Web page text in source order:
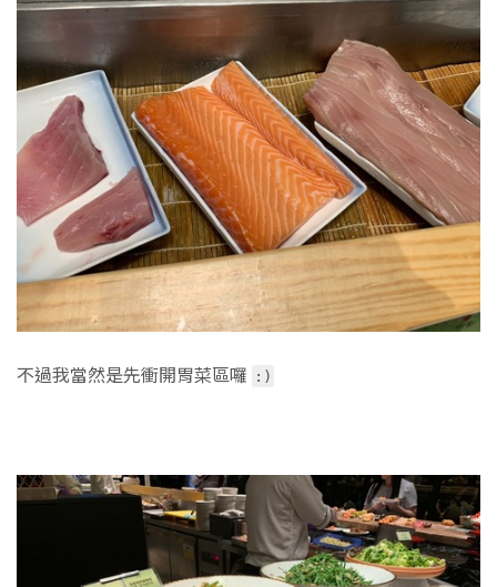
不過我當然是先衝開胃菜區囉 :)